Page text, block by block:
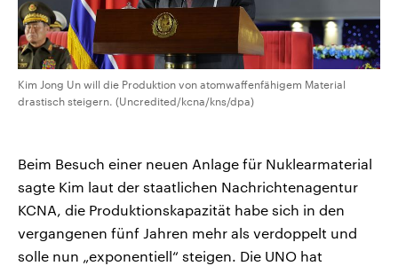
Kim Jong Un will die Produktion von atomwaffenfähigem Material
drastisch steigern. (Uncredited/kcna/kns/dpa)
Beim Besuch einer neuen Anlage für Nuklearmaterial
sagte Kim laut der staatlichen Nachrichtenagentur
KCNA, die Produktionskapazität habe sich in den
vergangenen fünf Jahren mehr als verdoppelt und
solle nun „exponentiell“ steigen. Die UNO hat